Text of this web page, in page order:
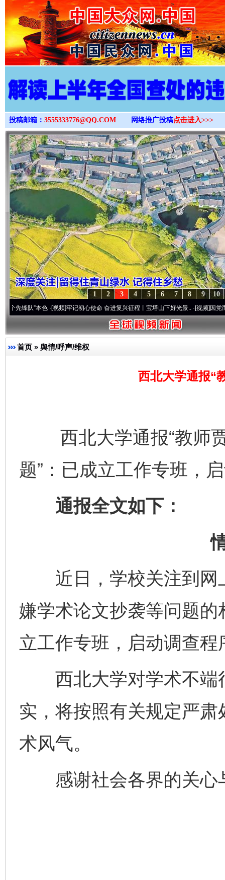
>
投稿邮箱： 3555333776@QQ.COM 网络推广投稿点击进入>>>
10
9
8
7
6
5
4
3
2
1
本色·[视频]牢记初心使命 奋进复兴征程丨宝塔山下好光景..·[视频]因党而生 为党
首页 » 舆情/呼声/维权
西北大学通报“
西北大学通报“教师贾
题”：已成立工作专班，
通报全文如下：
近日，学校关注到网
嫌学术论文抄袭等问题
立工作专班，启动调查程
西北大学对学术不端
实，将按照有关规定严
术风气。
感谢社会各界的关心